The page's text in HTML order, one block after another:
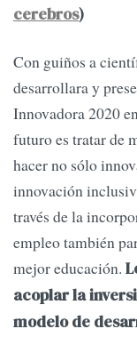
cerebros)
Con guiños a
desarrollara y
Innovadora 2020
futuro es tratar de
hacer no sólo
innovación
través de la
empleo también
mejor educación.
acoplar la
modelo de